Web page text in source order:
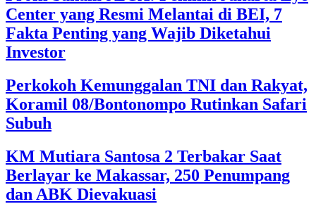
Center yang Resmi Melantai di BEI, 7
Fakta Penting yang Wajib Diketahui
Investor
Perkokoh Kemunggalan TNI dan Rakyat,
Koramil 08/Bontonompo Rutinkan Safari
Subuh
KM Mutiara Santosa 2 Terbakar Saat
Berlayar ke Makassar, 250 Penumpang
dan ABK Dievakuasi